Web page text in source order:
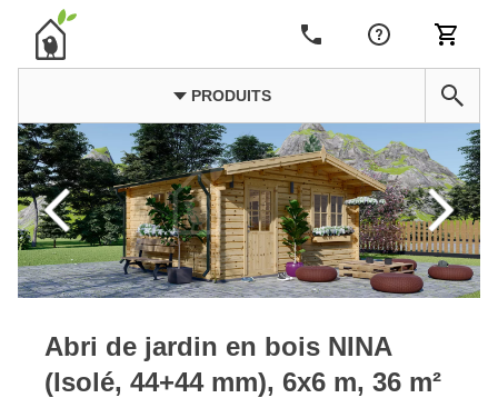
PRODUITS
Abri de jardin en bois NINA
(Isolé, 44+44 mm), 6x6 m, 36 m²